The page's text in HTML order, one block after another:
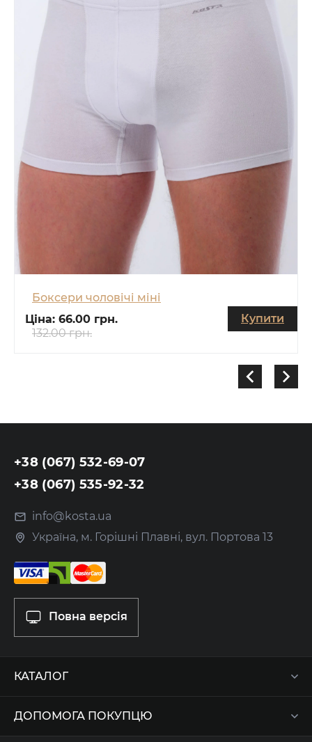
Боксери чоловічі міні
Ціна: 66.00 грн.
132.00 грн.
Купити
+38 (067) 532-69-07
+38 (067) 535-92-32
info@kosta.ua
Україна, м. Горішні Плавні, вул. Портова 13
Повна версія
КАТАЛОГ
ДОПОМОГА ПОКУПЦЮ